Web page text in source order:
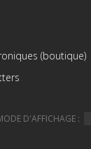
(boutique)
D'AFFICHAGE :